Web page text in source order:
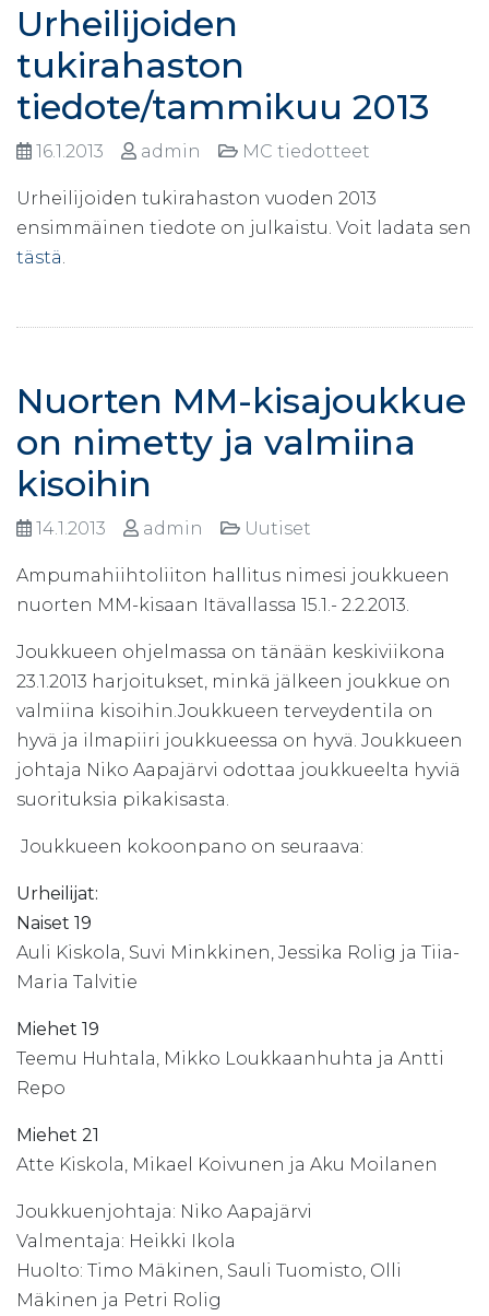
Urheilijoiden
tukirahaston
tiedote/tammikuu 2013
16.1.2013 admin MC tiedotteet
Urheilijoiden tukirahaston vuoden 2013
ensimmäinen tiedote on julkaistu. Voit ladata sen
tästä
Nuorten MM-kisajoukkue
on nimetty ja valmiina
kisoihin
14.1.2013 admin Uutiset
Ampumahiihtoliiton hallitus nimesi joukkueen
nuorten MM-kisaan Itävallassa 15.1.- 2.2.2013.
Joukkueen ohjelmassa on tänään keskiviikona
23.1.2013 harjoitukset, minkä jälkeen joukkue on
valmiina kisoihin.Joukkueen terveydentila on
hyvä ja ilmapiiri joukkueessa on hyvä. Joukkueen
johtaja Niko Aapajärvi odottaa joukkueelta hyviä
suorituksia pikakisasta.
Joukkueen kokoonpano on seuraava:
Urheilijat:
Naiset 19
Auli Kiskola, Suvi Minkkinen, Jessika Rolig ja Tiia-
Maria Talvitie
Miehet 19
Teemu Huhtala, Mikko Loukkaanhuhta ja Antti
Repo
Miehet 21
Atte Kiskola, Mikael Koivunen ja Aku Moilanen
Joukkuenjohtaja: Niko Aapajärvi
Valmentaja: Heikki Ikola
Huolto: Timo Mäkinen, Sauli Tuomisto, Olli
Mäkinen ja Petri Rolig